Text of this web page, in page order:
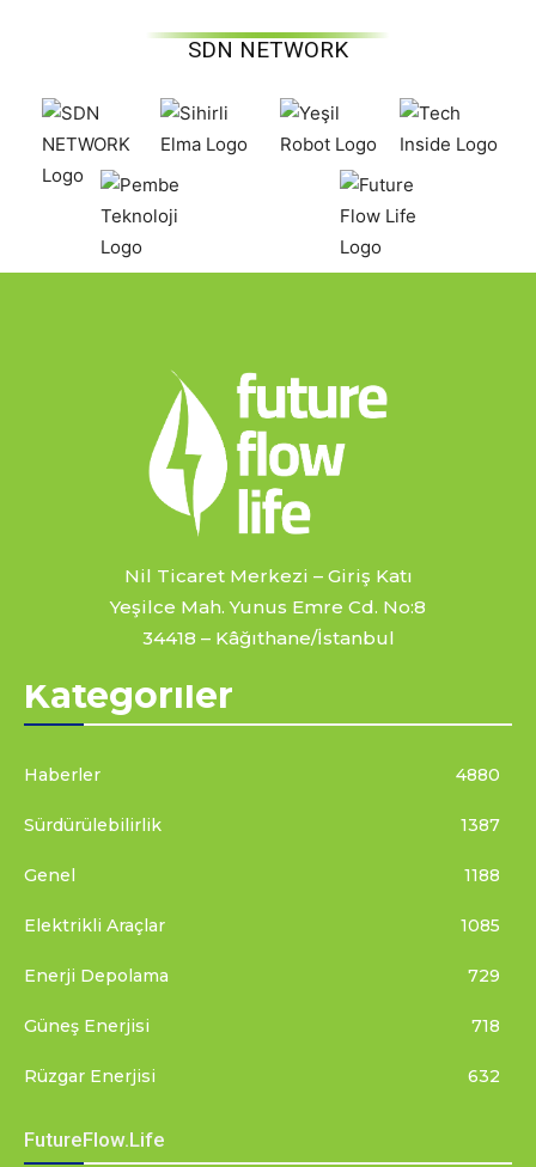
SDN NETWORK
Nil Ticaret Merkezi – Giriş Katı
Yeşilce Mah. Yunus Emre Cd. No:8
34418 – Kâğıthane/İstanbul
Kategoriler
Haberler 4880
Sürdürülebilirlik 1387
Genel 1188
Elektrikli Araçlar 1085
Enerji Depolama 729
Güneş Enerjisi 718
Rüzgar Enerjisi 632
FutureFlow.Life